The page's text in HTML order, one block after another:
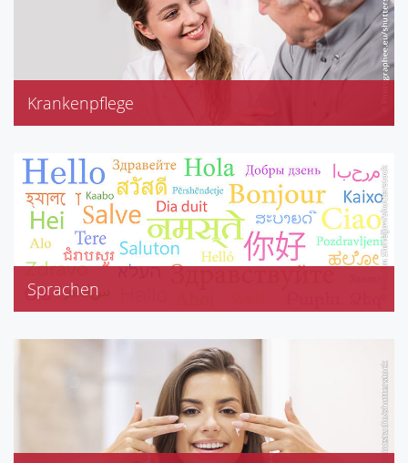
Krankenpflege
Inkontinenz
Kompressionsstrümpfe
Stützstrümpfe
Sprachen
Türkisch